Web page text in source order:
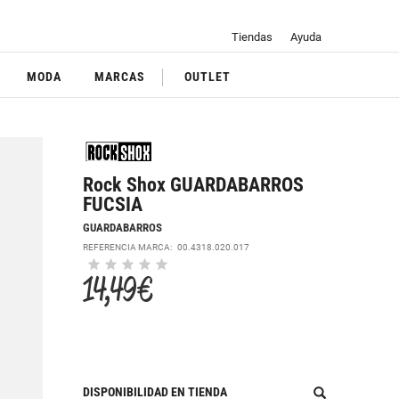
Tiendas Ayuda
MODA MARCAS OUTLET
Rock Shox GUARDABARROS
FUCSIA
GUARDABARROS
REFERENCIA MARCA:00.4318.020.017
14,49 €
DISPONIBILIDAD EN TIENDA